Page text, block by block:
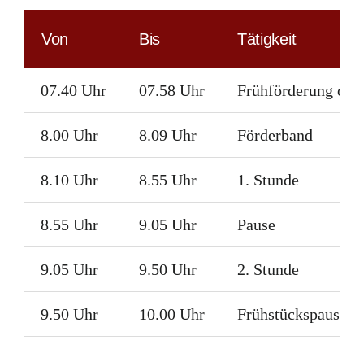
Von Bis Tätigkeit
07.40 Uhr 07.58 Uhr Frühförderung
8.00 Uhr 8.09 Uhr Förderband
8.10 Uhr 8.55 Uhr 1. Stunde
8.55 Uhr 9.05 Uhr Pause
9.05 Uhr 9.50 Uhr 2. Stunde
9.50 Uhr 10.00 Uhr Frühstückspause